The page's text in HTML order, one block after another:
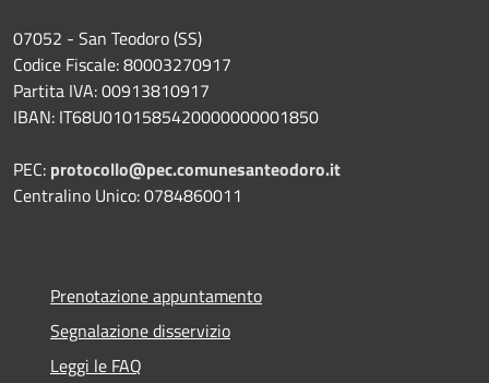
07052 - San Teodoro (SS)
Codice Fiscale: 80003270917
Partita IVA: 00913810917
IBAN: IT68U0101585420000000001850
PEC: protocollo@pec.comunesanteodoro.it
Centralino Unico: 0784860011
Prenotazione appuntamento
Segnalazione disservizio
Leggi le FAQ